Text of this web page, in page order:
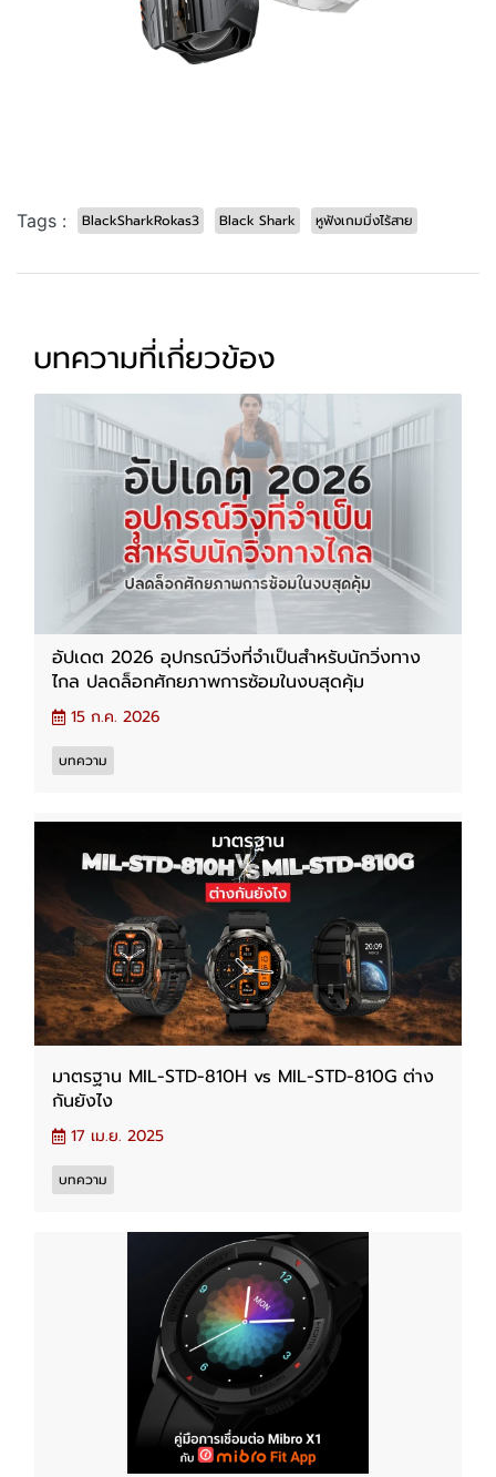
Tags : BlackSharkRokas3 Black Shark หูฟังเกมมิ่งไร้สาย
บทความที่เกี่ยวข้อง
อัปเดต 2026 อุปกรณ์วิ่งที่จำเป็นสำหรับนักวิ่งทาง
ไกล ปลดล็อกศักยภาพการซ้อมในงบสุดคุ้ม
15 ก.ค. 2026
บทความ
มาตรฐาน MIL-STD-810H vs MIL-STD-810G ต่าง
กันยังไง
17 เม.ย. 2025
บทความ